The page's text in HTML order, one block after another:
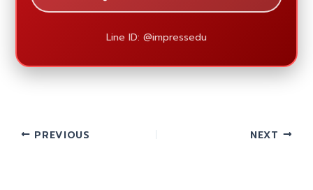
Line ID: @impressedu
PREVIOUS NEXT